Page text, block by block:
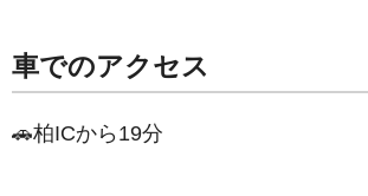
車でのアクセス
🚗柏ICから19分